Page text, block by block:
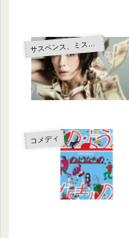
サ
スペンス、ミステリー
コメディ